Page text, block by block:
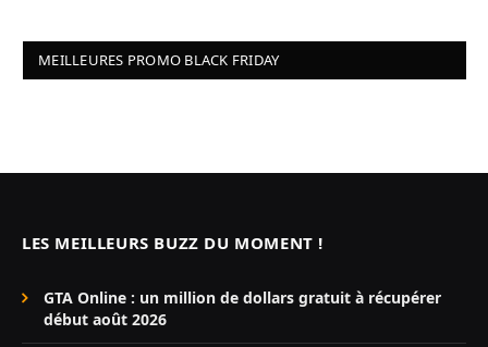
MEILLEURES PROMO BLACK FRIDAY
LES MEILLEURS BUZZ DU MOMENT !
GTA Online : un million de dollars gratuit à récupérer
début août 2026